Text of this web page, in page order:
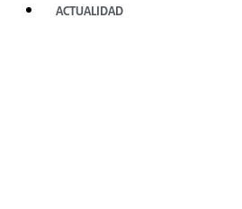
ACTUALIDAD